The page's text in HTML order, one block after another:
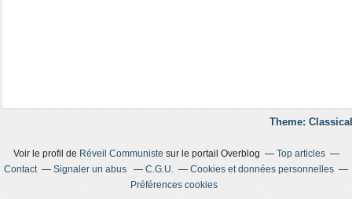
Theme:
Voir le profil de Réveil Communiste sur le portail Overblog
Top articles
Contact
Signaler un abus C.G.U.
Cookies et données personnelles
Préférences cookies